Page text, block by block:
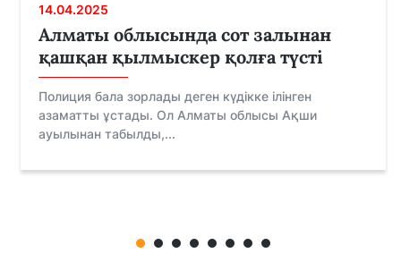
14.04.2025
Алматы облысында сот залынан
қашқан қылмыскер қолға түсті
Полиция бала зорлады деген күдікке ілінген
азаматты ұстады. Ол Алматы облысы Ақши
ауылынан табылды,...